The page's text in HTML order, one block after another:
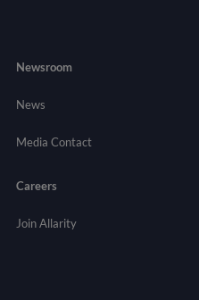
Newsroom
News
Media Contact
Careers
Join Allarity